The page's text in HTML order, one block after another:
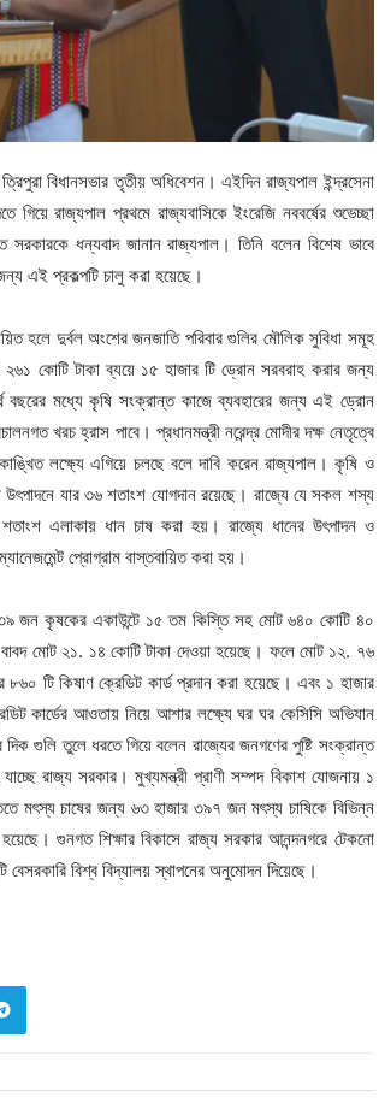
বিধানসভার তৃতীয় অধিবেশন। এইদিন রাজ্যপাল ইন্দ্রসেনা
রাজ্যপাল প্রথমে রাজ্যবাসিকে ইংরেজি নববর্ষের শুভেচ্ছা
ধন্যবাদ জানান রাজ্যপাল। তিনি বলেন বিশেষ ভাবে
এই প্রকল্পটি চালু করা হয়েছে।
হলে দুর্বল অংশের জনজাতি পরিবার গুলির মৌলিক সুবিধা সমূহ
২৬১ কোটি টাকা ব্যয়ে ১৫ হাজার টি ড্রোন সরবরাহ করার জন্য
মধ্যে কৃষি সংক্রান্ত কাজে ব্যবহারের জন্য এই ড্রোন
খরচ হ্রাস পাবে। প্রধানমন্ত্রী নরেন্দ্র মোদীর দক্ষ নেতৃত্বে
লক্ষ্যে এগিয়ে চলছে বলে দাবি করেন রাজ্যপাল। কৃষি ও
উৎপাদনে যার ৩৬ শতাংশ যোগদান রয়েছে। রাজ্যে যে সকল শস্য
এলাকায় ধান চাষ করা হয়। রাজ্যে ধানের উৎপাদন ও
প্রোগ্রাম বাস্তবায়িত করা হয়।
জন কৃষকের একাউন্টে ১৫ তম কিস্তি সহ মোট ৬৪০ কোটি ৪০
বাবদ মোট ২১. ১৪ কোটি টাকা দেওয়া হয়েছে। ফলে মোট ১২. ৭৬
টি কিষাণ ক্রেডিট কার্ড প্রদান করা হয়েছে। এবং ১ হাজার
কার্ডের আওতায় নিয়ে আশার লক্ষ্যে ঘর ঘর কেসিসি অভিযান
গুলি তুলে ধরতে গিয়ে বলেন রাজ্যের জনগণের পুষ্টি সংক্রান্ত
যাচ্ছে রাজ্য সরকার। মুখ্যমন্ত্রী প্রাণী সম্পদ বিকাশ যোজনায় ১
মৎস্য চাষের জন্য ৬৩ হাজার ৩৯৭ জন মৎস্য চাষিকে বিভিন্ন
গুনগত শিক্ষার বিকাসে রাজ্য সরকার আনন্দনগরে টেকনো
বেসরকারি বিশ্ব বিদ্যালয় স্থাপনের অনুমোদন দিয়েছে।